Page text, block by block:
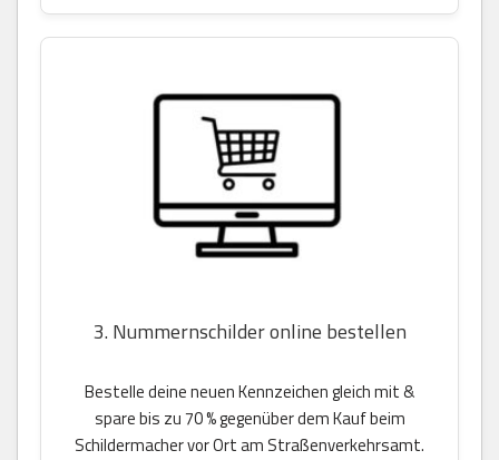
3. Nummernschilder online bestellen
Bestelle deine neuen Kennzeichen gleich mit &
spare bis zu 70 % gegenüber dem Kauf beim
Schildermacher vor Ort am Straßenverkehrsamt.